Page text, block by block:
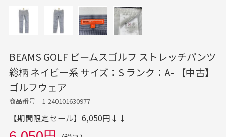
BEAMS GOLF ビームスゴルフ ストレッチパンツ
総柄 ネイビー系 サイズ：S ランク：A- 【中古】
ゴルフウェア
商品番号 1-240101630977
【期間限定セール】6,050円↓↓